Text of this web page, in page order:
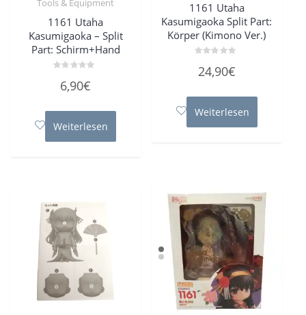
Tools & Equipment
1161 Utaha
Kasumigaoka – Split
Part: Schirm+Hand
mit
5
6,90€
Weiterlesen
1161 Utaha
Kasumigaoka Split Part:
Körper (Kimono Ver.)
mit
5
24,90€
Weiterlesen